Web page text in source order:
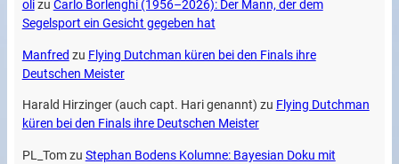
olizu Carlo Borlenghi (1956–2026): Der Mann, der dem
Segelsport ein Gesicht gegeben hat
Manfred zu Flying Dutchman küren bei den Finals ihre
Deutschen Meister
Harald Hirzinger (auch capt. Hari genannt) zu Flying Dutchman
küren bei den Finals ihre Deutschen Meister
PL_Tomzu Stephan Bodens Kolumne: Bayesian Doku mit